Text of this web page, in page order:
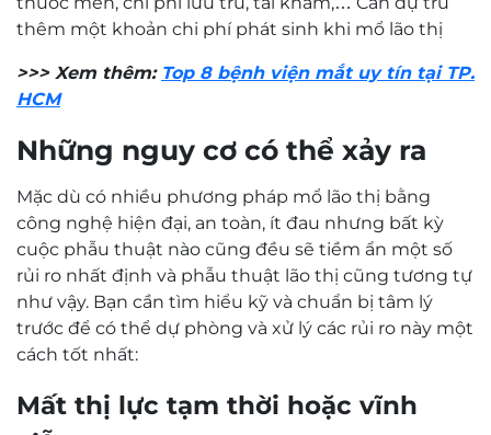
thêm một khoản chi phí phát sinh khi mổ lão thị
>>> Xem thêm: Top 8 bệnh viện mắt uy tín tại TP.
HCM
Những nguy cơ có thể xảy ra
Mặc dù có nhiều phương pháp mổ lão thị bằng
công nghệ hiện đại, an toàn, ít đau nhưng bất kỳ
cuộc phẫu thuật nào cũng đều sẽ tiềm ẩn một số
rủi ro nhất định và phẫu thuật lão thị cũng tương tự
như vậy. Bạn cần tìm hiểu kỹ và chuẩn bị tâm lý
trước để có thể dự phòng và xử lý các rủi ro này một
cách tốt nhất:
Mất thị lực tạm thời hoặc vĩnh